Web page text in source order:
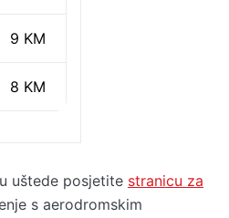
9 KM
8 KM
uštede posjetite stranicu za
s aerodromskim